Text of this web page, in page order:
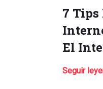
7 Tips
El
Seguir